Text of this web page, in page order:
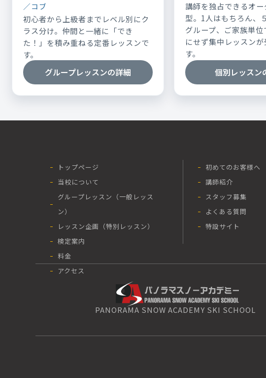
／コブ
初心者から上級者までレベル別にク
ラス分け。仲間と一緒に「でき
た！」を積み重ねる定番レッスンで
す。
グループレッスンの詳細
講師を独占できるオー
型。1人はもちろん、
グループ、ご家族単
にせず集中レッスン
す。
個別レッスン
トップページ
当校について
グループレッスン（一般レッス
ン）
レッスン企画（特別レッスン）
検定案内
料金
アクセス
初めてのお客様へ
講師紹介
スタッフ募集
よくある質問
特設サイト
PANORAMA SNOW ACADEMY SKI SCHOOL